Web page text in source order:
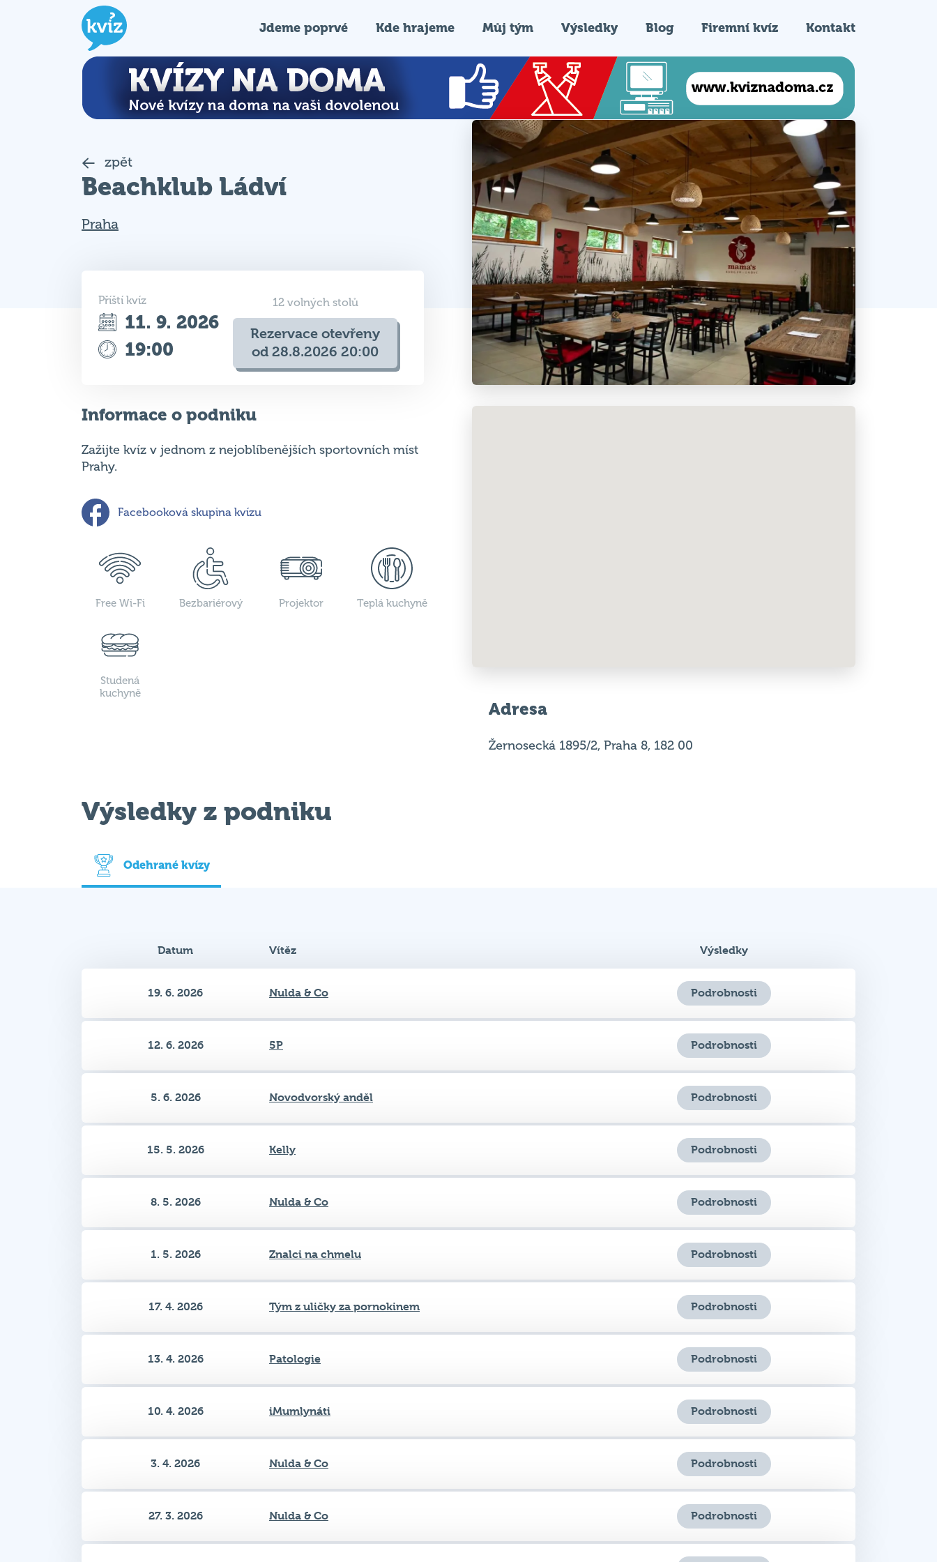
Jdeme poprvé Kde hrajeme Můj tým Výsledky Blog Firemní kvíz Kontakt
zpět
Beachklub Ládví
Praha
Příští kvíz
11. 9. 2026
19:00
12 volných stolů
Rezervace otevřeny
od 28.8.2026 20:00
Informace o podniku
Zažijte kvíz v jednom z nejoblíbenějších sportovních míst
Prahy.
Facebooková skupina kvízu
Free Wi-Fi Bezbariérový Projektor Teplá kuchyně
Studená
kuchyně
Adresa
Žernosecká 1895/2, Praha 8, 182 00
Výsledky z podniku
Odehrané kvízy
Datum Vítěz Výsledky
19. 6. 2026 Nulda & Co Podrobnosti
12. 6. 2026 5P Podrobnosti
5. 6. 2026 Novodvorský anděl Podrobnosti
15. 5. 2026 Kelly Podrobnosti
8. 5. 2026 Nulda & Co Podrobnosti
1. 5. 2026 Znalci na chmelu Podrobnosti
17. 4. 2026 Tým z uličky za pornokinem Podrobnosti
13. 4. 2026 Patologie Podrobnosti
10. 4. 2026 iMumlynáti Podrobnosti
3. 4. 2026 Nulda & Co Podrobnosti
27. 3. 2026 Nulda & Co Podrobnosti